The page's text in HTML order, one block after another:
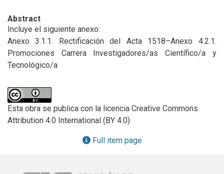
Abstract
Incluye el siguiente anexo:
Anexo 3.1.1. Rectificación del Acta 1518–Anexo 4.2.1.
Promociones Carrera Investigadores/as Científico/a y
Tecnológico/a
Esta obra se publica con la licencia Creative Commons
Attribution 4.0 International (BY 4.0)
Full item page